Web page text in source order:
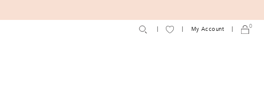
My Account 0